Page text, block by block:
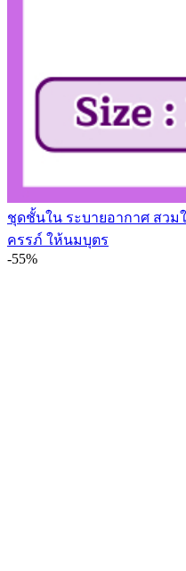
ชุดชั้นใน ระบายอากาศ สว
ครรภ์ ให้นมบุตร
-55%